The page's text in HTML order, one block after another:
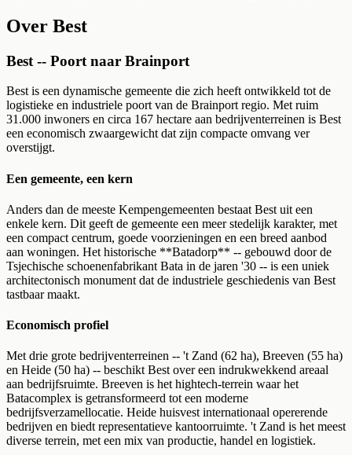
Over Best
Best -- Poort naar Brainport
Best is een dynamische gemeente die zich heeft ontwikkeld tot de
logistieke en industriele poort van de Brainport regio. Met ruim
31.000 inwoners en circa 167 hectare aan bedrijventerreinen is Best
een economisch zwaargewicht dat zijn compacte omvang ver
overstijgt.
Een gemeente, een kern
Anders dan de meeste Kempengemeenten bestaat Best uit een
enkele kern. Dit geeft de gemeente een meer stedelijk karakter, met
een compact centrum, goede voorzieningen en een breed aanbod
aan woningen. Het historische **Batadorp** -- gebouwd door de
Tsjechische schoenenfabrikant Bata in de jaren '30 -- is een uniek
architectonisch monument dat de industriele geschiedenis van Best
tastbaar maakt.
Economisch profiel
Met drie grote bedrijventerreinen -- 't Zand (62 ha), Breeven (55 ha)
en Heide (50 ha) -- beschikt Best over een indrukwekkend areaal
aan bedrijfsruimte. Breeven is het hightech-terrein waar het
Batacomplex is getransformeerd tot een moderne
bedrijfsverzamellocatie. Heide huisvest internationaal opererende
bedrijven en biedt representatieve kantoorruimte. 't Zand is het meest
diverse terrein, met een mix van productie, handel en logistiek.